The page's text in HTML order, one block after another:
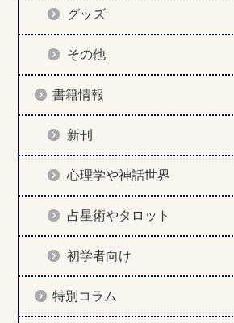
グッズ
その他
書籍情報
新刊
心理学や神話世界
占星術やタロット
初学者向け
特別コラム